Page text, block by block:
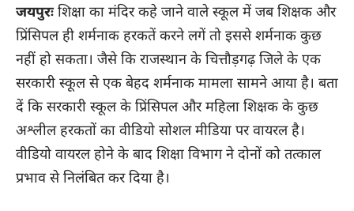
जयपुरःशिक्षा का मंदिर कहे जाने वाले स्कूल में जब शिक्षक और
प्रिंसिपल ही शर्मनाक हरकतें करने लगें तो इससे शर्मनाक कुछ
नहीं हो सकता। जैसे कि राजस्थान के चित्तौड़गढ़ जिले के एक
सरकारी स्कूल से एक बेहद शर्मनाक मामला सामने आया है। बता
दें कि सरकारी स्कूल के प्रिंसिपल और महिला शिक्षक के कुछ
अश्लील हरकतों का वीडियो सोशल मीडिया पर वायरल है।
वीडियो वायरल होने के बाद शिक्षा विभाग ने दोनों को तत्काल
प्रभाव से निलंबित कर दिया है।